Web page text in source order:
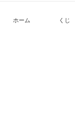
ホーム くじ